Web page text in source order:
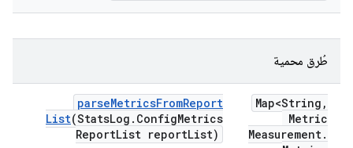
طُرق محمية
Map<String ,
Metric
Measurement.
parseMetricsFromReport
List(StatsLog . ConfigMetrics
ReportList reportList)